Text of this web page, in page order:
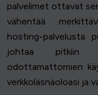
palvelimet ottavat
vähentää
hosting-palvelusta
johtaa pitkiin
odottamattomien
verkkoläsnäoloasi ja